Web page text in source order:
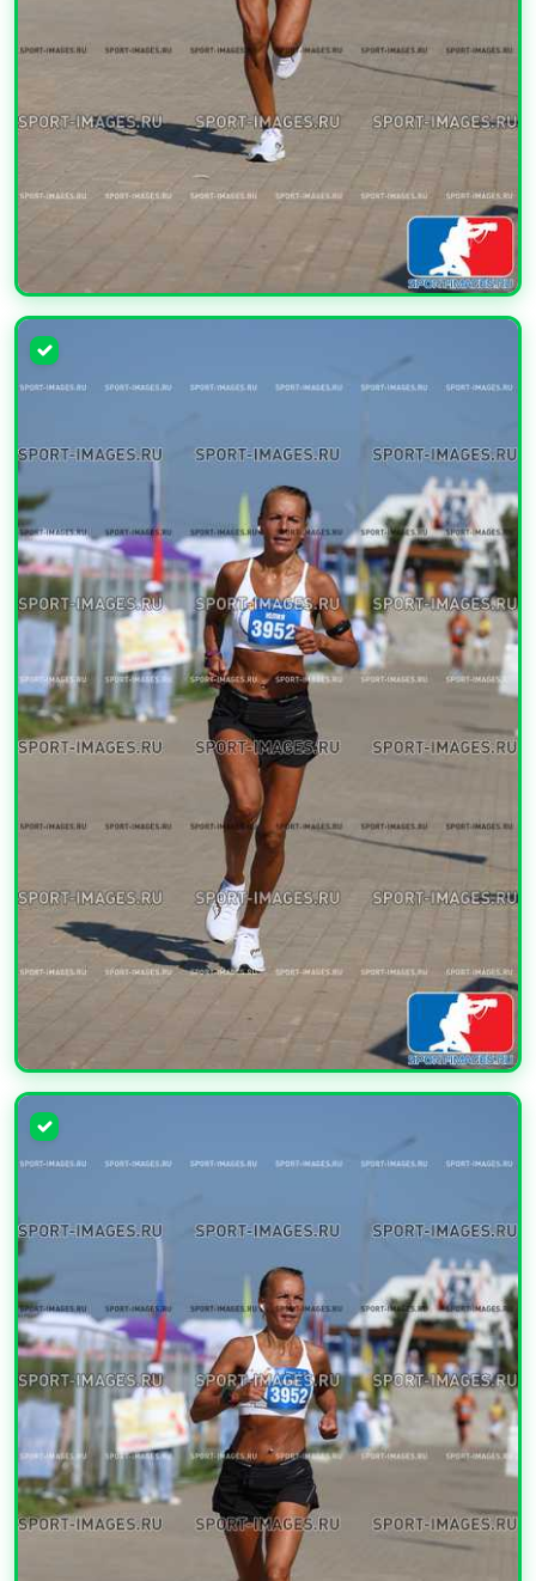
УВЕЛИЧИТЬ
УВЕЛИЧИТЬ